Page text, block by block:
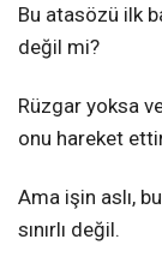
Bu atasözü ilk
değil mi?
Rüzgar yoksa
onu hareket
Ama işin aslı,
sınırlı değil.